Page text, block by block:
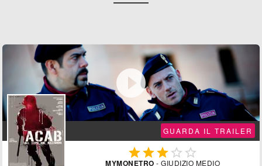

GUARDA IL TRAILER
  
MYMONETRO - GIUDIZIO MEDIO